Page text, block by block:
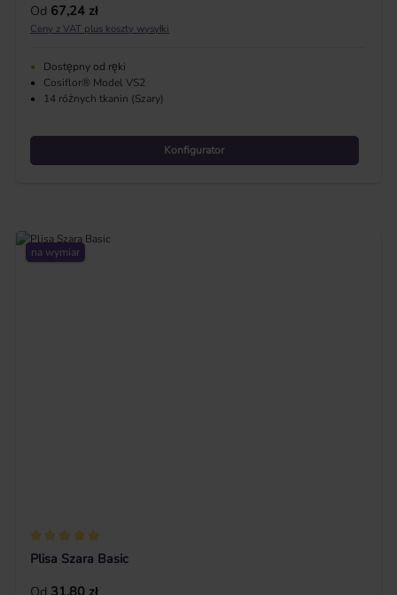
Cena regularna:
Od 67,24 zł
Ceny z VAT plus koszty wysyłki
•
Dostępny od ręki
•
Cosiflor® Model VS2
•
14 różnych tkanin (Szary)
Konfigurator
na wymiar
Średnia ocena 5 z 5 gwiazdek
Plisa Szara Basic
Cena regularna: